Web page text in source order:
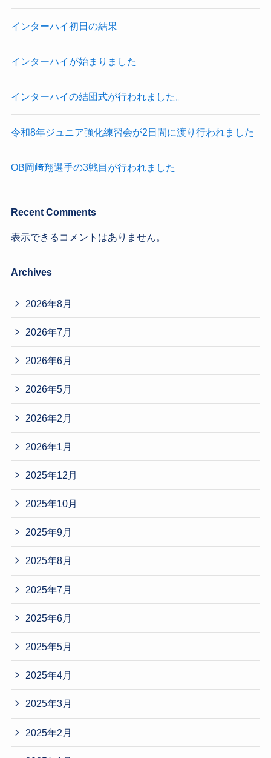
インターハイ初日の結果
インターハイが始まりました
インターハイの結団式が行われました。
令和8年ジュニア強化練習会が2日間に渡り行われました
OB岡﨑翔選手の3戦目が行われました
Recent Comments
表示できるコメントはありません。
Archives
2026年8月
2026年7月
2026年6月
2026年5月
2026年2月
2026年1月
2025年12月
2025年10月
2025年9月
2025年8月
2025年7月
2025年6月
2025年5月
2025年4月
2025年3月
2025年2月